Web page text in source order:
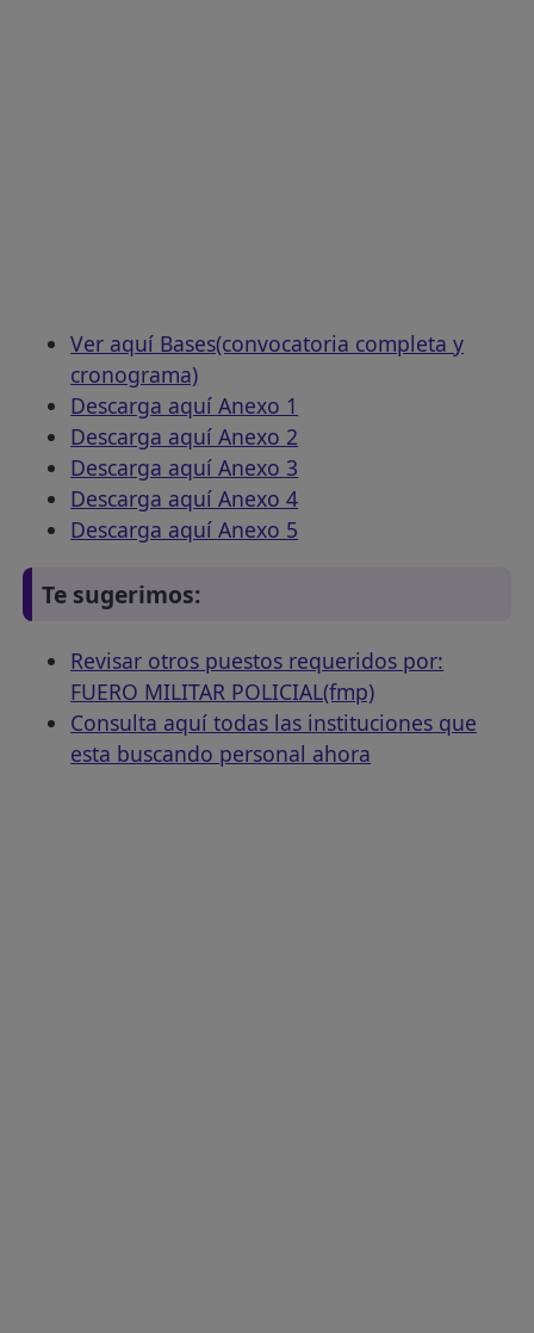
Ver aquí Bases(convocatoria completa y
cronograma)
Descarga aquí Anexo 1
Descarga aquí Anexo 2
Descarga aquí Anexo 3
Descarga aquí Anexo 4
Descarga aquí Anexo 5
Te sugerimos:
Revisar otros puestos requeridos por:
FUERO MILITAR POLICIAL(fmp)
Consulta aquí todas las instituciones que
esta buscando personal ahora